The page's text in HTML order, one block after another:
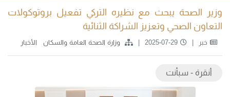
وزير الصحة يبحث مع نظيره التركي تفعيل بروتوكولات
التعاون الصحي وتعزيز الشراكة الثنائية
خبر 2025-07-29 وزارة الصحة العامة والسكان الأخبار
أنقرة - سبأنت